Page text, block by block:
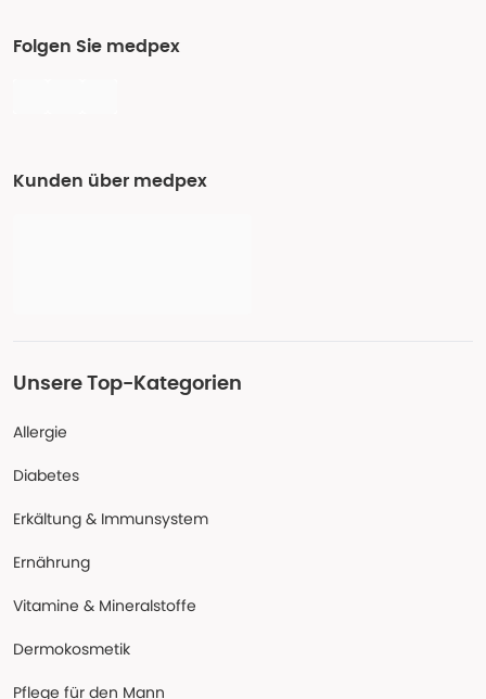
Folgen Sie medpex
Kunden über medpex
Unsere Top-Kategorien
Allergie
Diabetes
Erkältung & Immunsystem
Ernährung
Vitamine & Mineralstoffe
Dermokosmetik
Pflege für den Mann